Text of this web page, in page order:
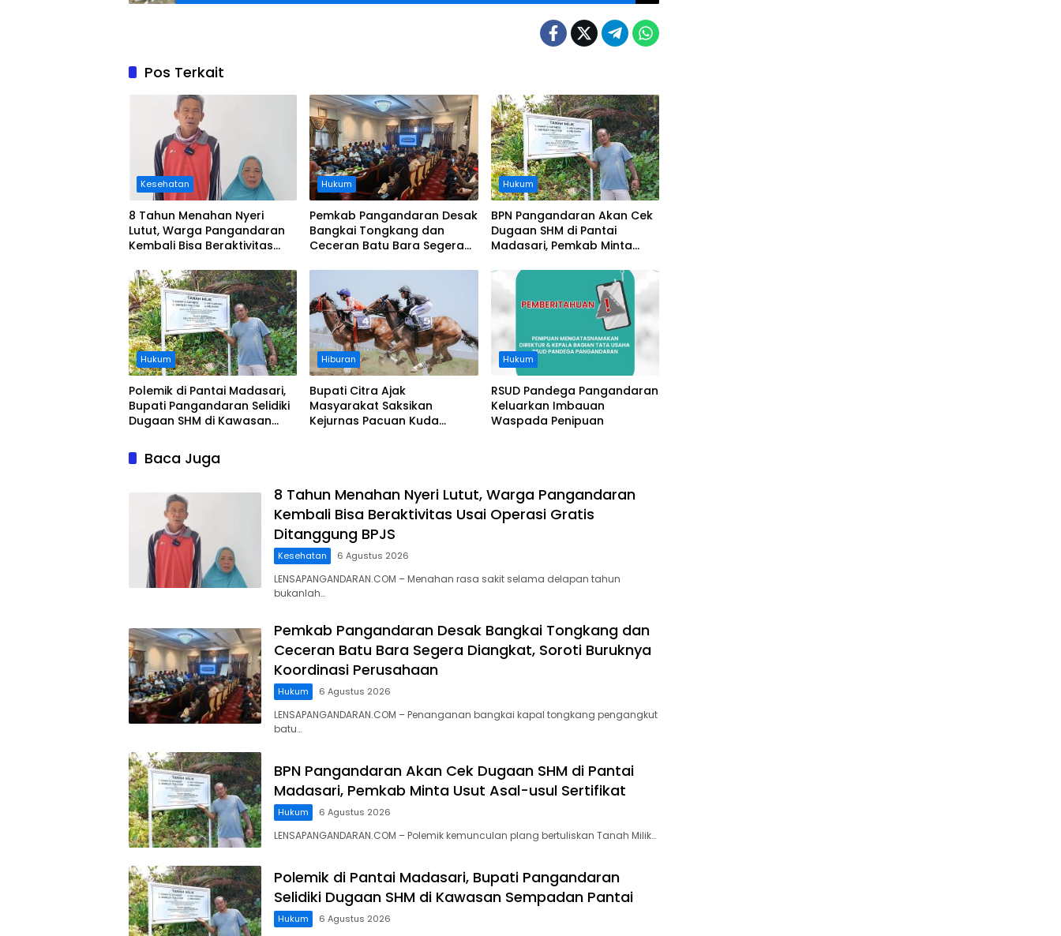
Pos Terkait
Kesehatan
8 Tahun Menahan Nyeri
Lutut, Warga Pangandaran
Kembali Bisa Beraktivitas
Ditanggung BPJS
Hukum
Pemkab Pangandaran Desak
Bangkai Tongkang dan
Ceceran Batu Bara Segera
Koordinasi Perusahaan
Hukum
BPN Pangandaran Akan Cek
Dugaan SHM di Pantai
Madasari, Pemkab Minta
Hukum
Polemik di Pantai Madasari,
Bupati Pangandaran Selidiki
Dugaan SHM di Kawasan
Hiburan
Bupati Citra Ajak
Masyarakat Saksikan
Kejurnas Pacuan Kuda
Hukum
RSUD Pandega Pangandaran
Keluarkan Imbauan
Waspada Penipuan
Baca Juga
8 Tahun Menahan Nyeri Lutut, Warga Pangandaran
Kembali Bisa Beraktivitas Usai Operasi Gratis
Ditanggung BPJS
Kesehatan 6 Agustus 2026
LENSAPANGANDARAN.COM – Menahan rasa sakit selama delapan tahun
bukanlah…
Pemkab Pangandaran Desak Bangkai Tongkang dan
Ceceran Batu Bara Segera Diangkat, Soroti Buruknya
Koordinasi Perusahaan
Hukum 6 Agustus 2026
LENSAPANGANDARAN.COM – Penanganan bangkai kapal tongkang pengangkut
batu…
BPN Pangandaran Akan Cek Dugaan SHM di Pantai
Madasari, Pemkab Minta Usut Asal-usul Sertifikat
Hukum 6 Agustus 2026
LENSAPANGANDARAN.COM – ‎Polemik kemunculan plang bertuliskan Tanah Milik…
Polemik di Pantai Madasari, Bupati Pangandaran
Selidiki Dugaan SHM di Kawasan Sempadan Pantai
Hukum 6 Agustus 2026